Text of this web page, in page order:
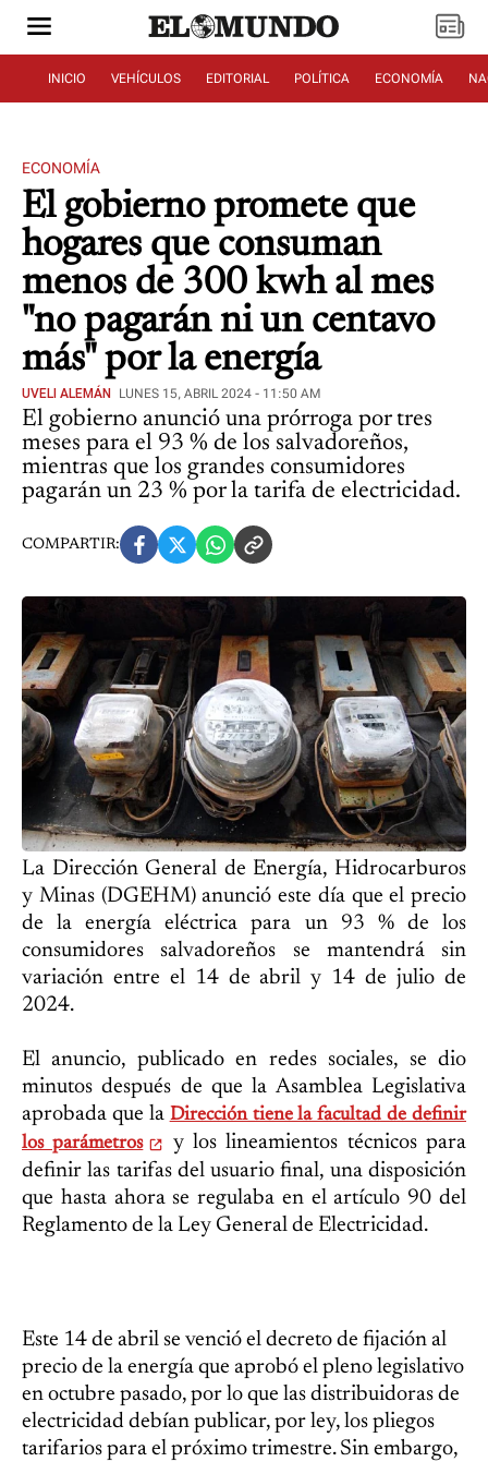
INICIO VEHÍCULOS EDITORIAL POLÍTICA ECONOMÍA
ECONOMÍA
El gobierno promete que
hogares que consuman
menos de 300 kwh al mes
"no pagarán ni un centavo
más" por la energía
UVELI ALEMÁN LUNES 15, ABRIL 2024 - 11:50 AM
El gobierno anunció una prórroga por tres
meses para el 93 % de los salvadoreños,
mientras que los grandes consumidores
pagarán un 23 % por la tarifa de electricidad.
COMPARTIR:
La Dirección General de Energía, Hidrocarburos
y Minas (DGEHM) anunció este día que el precio
de la energía eléctrica para un 93 % de los
consumidores salvadoreños se mantendrá sin
variación entre el 14 de abril y 14 de julio de
2024.
El anuncio, publicado en redes sociales, se dio
minutos después de que la Asamblea Legislativa
aprobada que la Dirección tiene la facultad de definir
los parámetros
y los lineamientos técnicos para
definir las tarifas del usuario final, una disposición
que hasta ahora se regulaba en el artículo 90 del
Reglamento de la Ley General de Electricidad.
Este 14 de abril se venció el decreto de fijación al
precio de la energía que aprobó el pleno legislativo
en octubre pasado, por lo que las distribuidoras de
electricidad debían publicar, por ley, los pliegos
tarifarios para el próximo trimestre. Sin embargo,